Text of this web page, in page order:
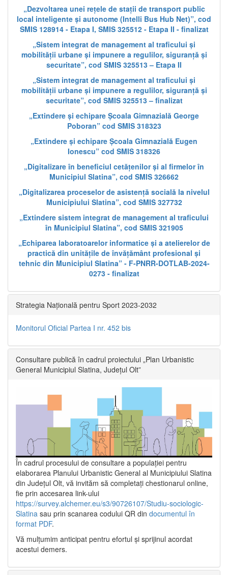
„Dezvoltarea unei rețele de stații de transport public
local inteligente și autonome (Intelli Bus Hub Net)”, cod
SMIS 128914 - Etapa I, SMIS 325512 - Etapa II - finalizat
„Sistem integrat de management al traficului și
mobilității urbane și impunere a regulilor, siguranță și
securitate”, cod SMIS 325513 – Etapa II
„Sistem integrat de management al traficului și
mobilității urbane și impunere a regulilor, siguranță și
securitate”, cod SMIS 325513 – finalizat
„Extindere și echipare Școala Gimnazială George
Poboran” cod SMIS 318323
„Extindere și echipare Școala Gimnazială Eugen
Ionescu” cod SMIS 318326
„Digitalizare în beneficiul cetățenilor și al firmelor în
Municipiul Slatina”, cod SMIS 326662
„Digitalizarea proceselor de asistență socială la nivelul
Municipiului Slatina”, cod SMIS 327732
„Extindere sistem integrat de management al traficului
în Municipiul Slatina”, cod SMIS 321905
„Echiparea laboratoarelor informatice și a atelierelor de
practică din unitățile de învățământ profesional și
tehnic din Municipiul Slatina” - F-PNRR-DOTLAB-2024-
0273 - finalizat
Strategia Națională pentru Sport 2023-2032
Monitorul Oficial Partea I nr. 452 bis
Consultare publică în cadrul proiectului „Plan Urbanistic
General Municipiul Slatina, Județul Olt”
În cadrul procesului de consultare a populaţiei pentru
elaborarea Planului Urbanistic General al Municipiului Slatina
din Județul Olt, vă invităm să completați chestionarul online,
fie prin accesarea link-ului
https://survey.alchemer.eu/s3/90726107/Studiu-sociologic-
Slatina sau prin scanarea codului QR din documentul în
format PDF.
Vă mulţumim anticipat pentru efortul şi sprijinul acordat
acestui demers.